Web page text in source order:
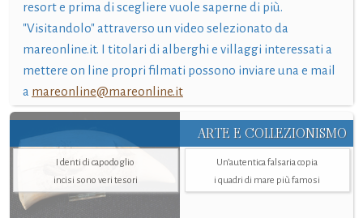
resort e prima di scegliere vuole saperne di più.
"Visitandolo" attraverso un video selezionato da
mareonline.it. I titolari di alberghi e villaggi interessati a
mettere on line propri filmati possono inviare una e mail
a mareonline@mareonline.it
ARTE E COLLEZIONISMO
I denti di capodoglio
incisi sono veri tesori
Un’autentica falsaria copia
i quadri di mare più famosi